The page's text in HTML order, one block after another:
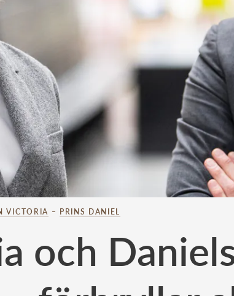
VICTORIA – PRINS DANIEL
och